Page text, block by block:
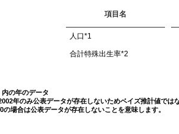
項目名
人口*1
合計特殊出生率*2
内の年のデータ
年のみ公表データが存在しないためベイズ推計値で
場合は公表データが存在しないことを意味します。